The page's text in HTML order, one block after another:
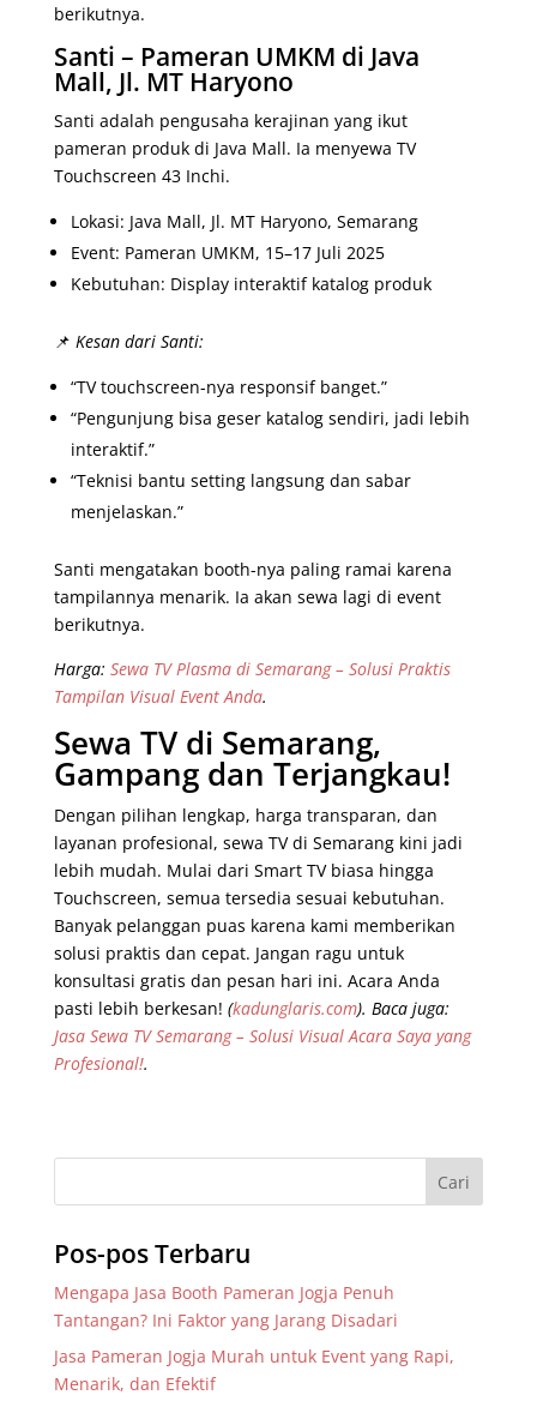
berikutnya.
Santi – Pameran UMKM di Java
Mall, Jl. MT Haryono
Santi adalah pengusaha kerajinan yang ikut
pameran produk di Java Mall. Ia menyewa TV
Touchscreen 43 Inchi.
Lokasi: Java Mall, Jl. MT Haryono, Semarang
Event: Pameran UMKM, 15–17 Juli 2025
Kebutuhan: Display interaktif katalog produk
📌 Kesan dari Santi:
“TV touchscreen-nya responsif banget.”
“Pengunjung bisa geser katalog sendiri, jadi lebih
interaktif.”
“Teknisi bantu setting langsung dan sabar
menjelaskan.”
Santi mengatakan booth-nya paling ramai karena
tampilannya menarik. Ia akan sewa lagi di event
berikutnya.
Harga: Sewa TV Plasma di Semarang – Solusi Praktis
Tampilan Visual Event Anda.
Sewa TV di Semarang,
Gampang dan Terjangkau!
Dengan pilihan lengkap, harga transparan, dan
layanan profesional, sewa TV di Semarang kini jadi
lebih mudah. Mulai dari Smart TV biasa hingga
Touchscreen, semua tersedia sesuai kebutuhan.
Banyak pelanggan puas karena kami memberikan
solusi praktis dan cepat. Jangan ragu untuk
konsultasi gratis dan pesan hari ini. Acara Anda
pasti lebih berkesan! (kadunglaris.com). Baca juga:
Jasa Sewa TV Semarang – Solusi Visual Acara Saya yang
Profesional!.
Pos-pos Terbaru
Mengapa Jasa Booth Pameran Jogja Penuh
Tantangan? Ini Faktor yang Jarang Disadari
Jasa Pameran Jogja Murah untuk Event yang Rapi,
Menarik, dan Efektif